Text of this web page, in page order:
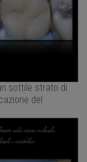
sottile strato di
del